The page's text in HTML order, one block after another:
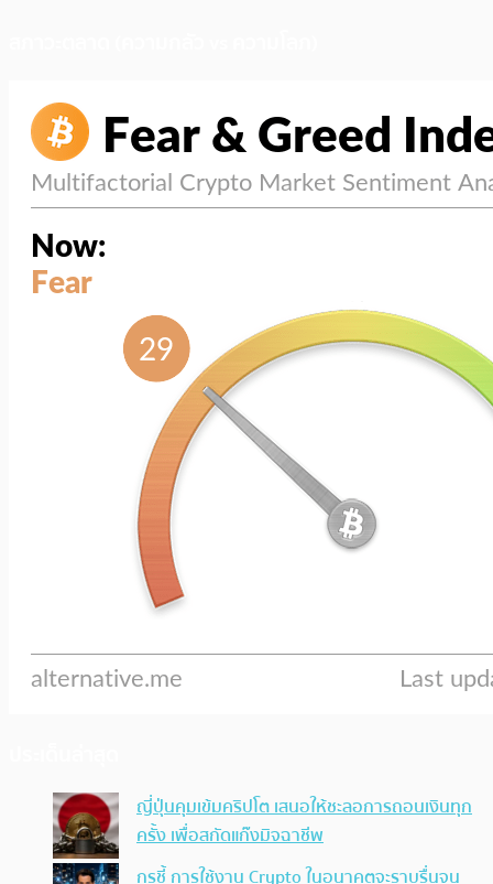
ญี่ปุ่นคุมเข้มคริปโต เสนอให้ชะลอการถอนเงินทุก
ครั้ง เพื่อสกัดแก๊งมิจฉาชีพ
กูรูชี้ การใช้งาน Crypto ในอนาคตจะราบรื่นจน